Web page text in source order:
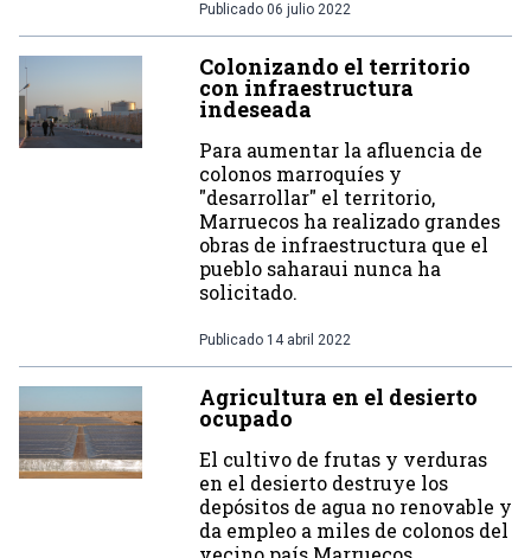
Publicado 06 julio 2022
Colonizando el territorio
con infraestructura
indeseada
Para aumentar la afluencia de
colonos marroquíes y
"desarrollar" el territorio,
Marruecos ha realizado grandes
obras de infraestructura que el
pueblo saharaui nunca ha
solicitado.
Publicado 14 abril 2022
Agricultura en el desierto
ocupado
El cultivo de frutas y verduras
en el desierto destruye los
depósitos de agua no renovable y
da empleo a miles de colonos del